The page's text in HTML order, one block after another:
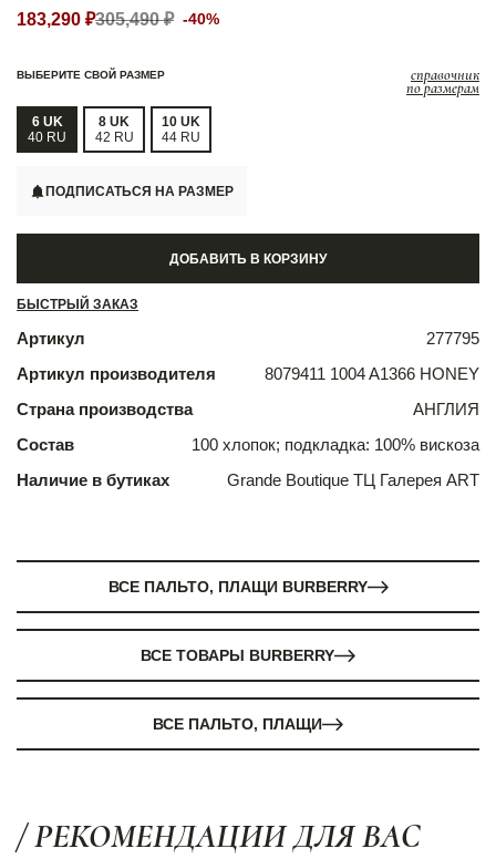
183,290 ₽305,490 ₽ -40%
ВЫБЕРИТЕ СВОЙ РАЗМЕР справочник
по размерам
6 UK
40 RU
8 UK
42 RU
10 UK
44 RU
ПОДПИСАТЬСЯ НА РАЗМЕР
ДОБАВИТЬ В КОРЗИНУ
БЫСТРЫЙ ЗАКАЗ
Артикул
277795
Артикул производителя
8079411 1004 A1366 HONEY
Страна производства
АНГЛИЯ
Состав
100 хлопок; подкладка: 100% вискоза
Наличие в бутиках
Grande Boutique ТЦ Галерея ART
ВСЕ ПАЛЬТО, ПЛАЩИ BURBERRY
ВСЕ ТОВАРЫ BURBERRY
ВСЕ ПАЛЬТО, ПЛАЩИ
/ РЕКОМЕНДАЦИИ ДЛЯ ВАС